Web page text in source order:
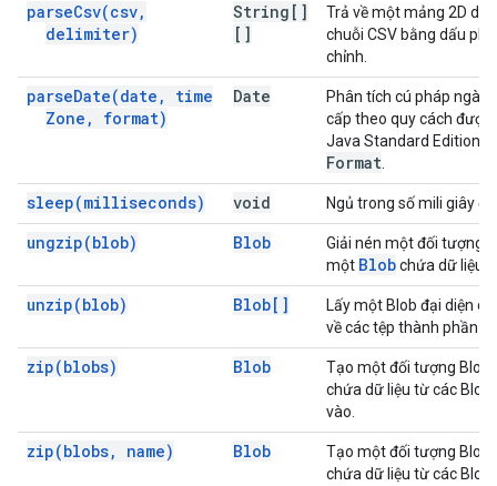
parseCsv(csv,
delimiter)
String[]
[]
Trả về một mảng 2D
chuỗi CSV bằng dấu
chỉnh.
parseDate(date ,
time
Zone , format)
Date
Phân tích cú pháp ngày
cấp theo quy cách
Java Standard Edition
Format
sleep(milliseconds) void Ngủ trong số mili giây
ungzip(blob) Blob Giải nén một đối tượng
một Blobchứa dữ liệu
unzip(blob) Blob[]
Lấy một Blob đại diện
về các tệp thành phần
zip(blobs) Blob
Tạo một đối tượng Blob
chứa dữ liệu từ các Blob
vào.
zip(blobs, name) Blob
Tạo một đối tượng Blob
chứa dữ liệu từ các Blob